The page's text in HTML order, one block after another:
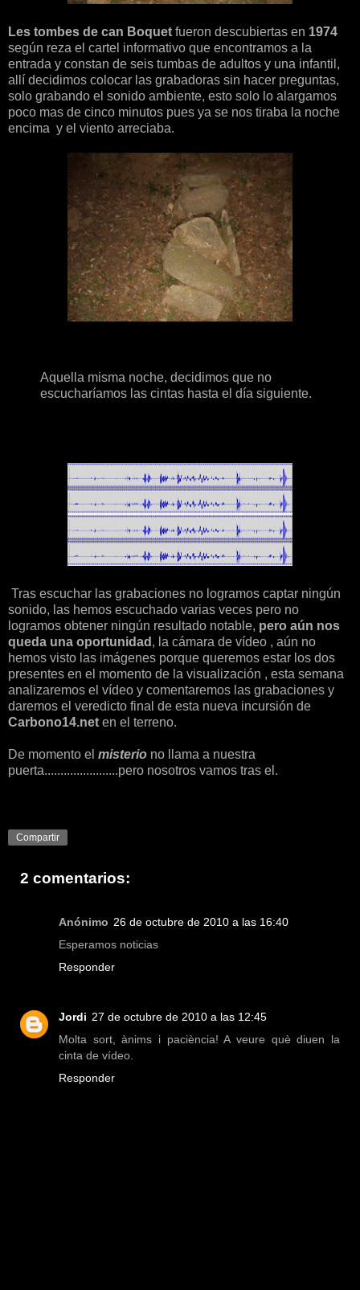
Les tombes de can Boquet fueron descubiertas en 1974
según reza el cartel informativo que encontramos a la
entrada y constan de seis tumbas de adultos y una infantil,
allí decidimos colocar las grabadoras sin hacer preguntas,
solo grabando el sonido ambiente, esto solo lo alargamos
poco mas de cinco minutos pues ya se nos tiraba la noche
encima y el viento arreciaba.
Aquella misma noche, decidimos que no
escucharíamos las cintas hasta el día siguiente.
Tras escuchar las grabaciones no logramos captar ningún
sonido, las hemos escuchado varias veces pero no
logramos obtener ningún resultado notable, pero aún nos
queda una oportunidad , la cámara de vídeo , aún no
hemos visto las imágenes porque queremos estar los dos
presentes en el momento de la visualización , esta semana
analizaremos el vídeo y comentaremos las grabaciones y
daremos el veredicto final de esta nueva incursión de
Carbono14.net en el terreno.
De momento el misterio no llama a nuestra
puerta.......................pero nosotros vamos tras el.
Compartir
2 comentarios:
Anónimo 26 de octubre de 2010 a las 16:40
Esperamos noticias
Responder
Jordi 27 de octubre de 2010 a las 12:45
Molta sort, ànims i paciència! A veure què diuen la
cinta de vídeo.
Responder